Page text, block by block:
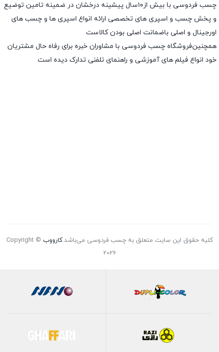
چسب فردوسی با بیش از۱۰سال پیشینه درخشان در ضمینه تامین توضیع
و پخش چسب و اسپری های تخصصی ارائه انواع اسپری ها و چسب های
اورجینال و اصلی باضمانت اصلی بودن کالاست
همچنین‌فروشگاه چسب فردوسی با مشاوران خبره برای رفاه حال مشتریان
خود انواع فیلم های آموزشی و راهنمای تلفنی تدارک دیده است
کلیه حقوق این سایت متعلق به چسب فردوسی می‌باشد.کارووب Copyright ©
2026